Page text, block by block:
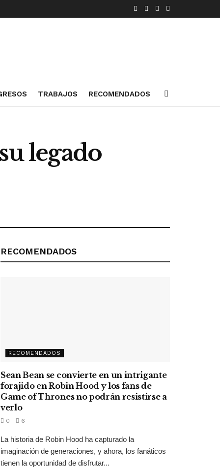
TRABAJOS RECOMENDADOS
legado
RECOMENDADOS
RECOMENDADOS
Sean Bean se convierte en un intrigante
forajido en Robin Hood y los fans de
Game of Thrones no podrán resistirse a
verlo
0 6
La historia de Robin Hood ha capturado la
imaginación de generaciones, y ahora, los fanáticos
tienen la oportunidad de disfrutar...